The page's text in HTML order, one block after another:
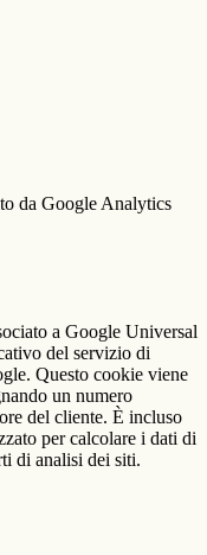
da Google Analytics
a Google Universal
del servizio di
Questo cookie viene
un numero
del cliente. È incluso
per calcolare i dati di
di analisi dei siti.